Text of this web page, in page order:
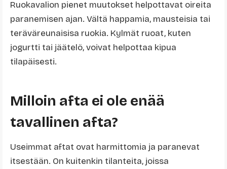
Ruokavalion pienet muutokset helpottavat oireita
paranemisen ajan. Vältä happamia, mausteisia tai
teräväreunaisisa ruokia. Kylmät ruoat, kuten
jogurtti tai jäätelö, voivat helpottaa kipua
tilapäisesti.
Milloin afta ei ole enää
tavallinen afta?
Useimmat aftat ovat harmittomia ja paranevat
itsestään. On kuitenkin tilanteita, joissa